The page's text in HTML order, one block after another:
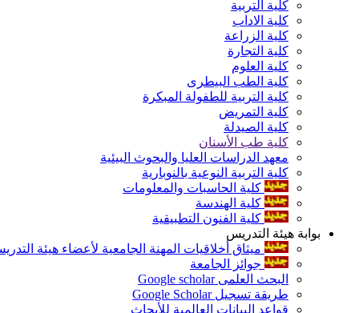
كلية التربية
كلية الاداب
كلية الزراعة
كلية التجارة
كلية العلوم
كلية الطب البيطرى
كلية التربية للطفولة المبكرة
كلية التمريض
كلية الصيدلة
كلية طب الأسنان
معهد الدراسات العليا والبحوث البيئية
كلية التربية النوعية بالنوبارية
كلية الحاسبات والمعلومات
كلية الهندسة
كلية الفنون التطبيقية
بوابة هيئة التدريس
ميثاق أخلاقيات المهنة الجامعية لأعضاء هيئة
جوائز الجامعة
البحث العلمى Google scholar
طريقة تسجيل Google Scholar
قواعد البيانات العالمية للأبحاث